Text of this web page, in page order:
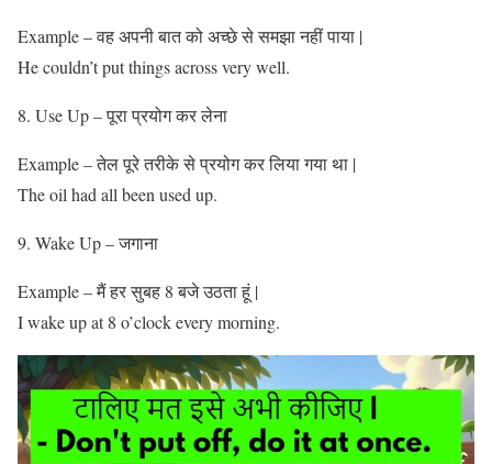
Example – वह अपनी बात को अच्छे से समझा नहीं पाया |
He couldn’t put things across very well.
Use Up – पूरा प्रयोग कर लेना
Example – तेल पूरे तरीके से प्रयोग कर लिया गया था |
The oil had all been used up.
Wake Up – जगाना
Example – मैं हर सुबह 8 बजे उठता हूं |
I wake up at 8 o’clock every morning.